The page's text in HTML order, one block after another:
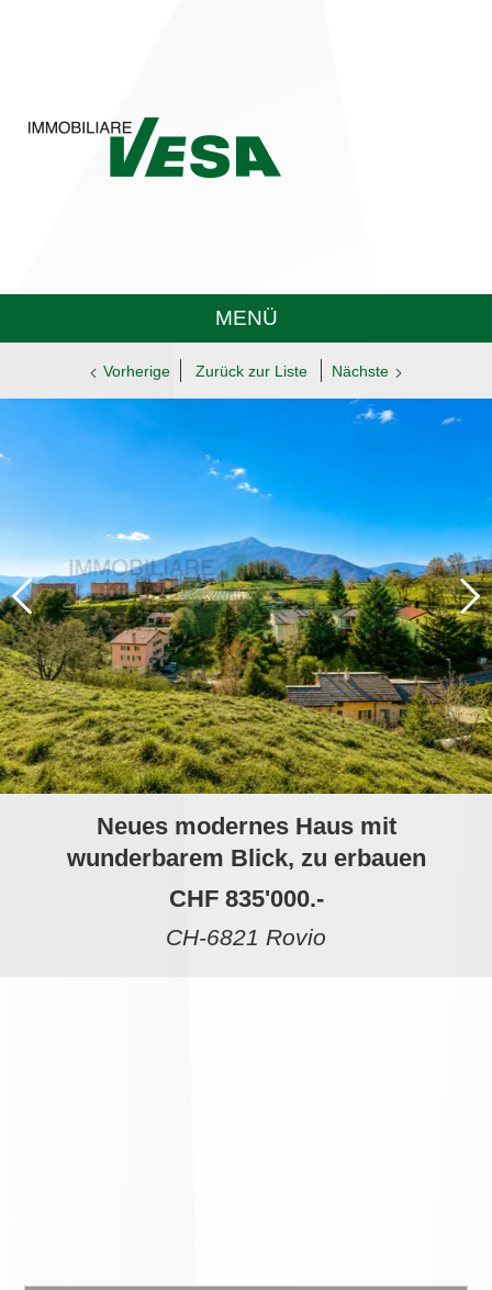
MENÜ
Vorherige Zurück zur Liste Nächste
Neues modernes Haus mit
wunderbarem Blick, zu erbauen
CHF 835'000.-
CH-6821 Rovio